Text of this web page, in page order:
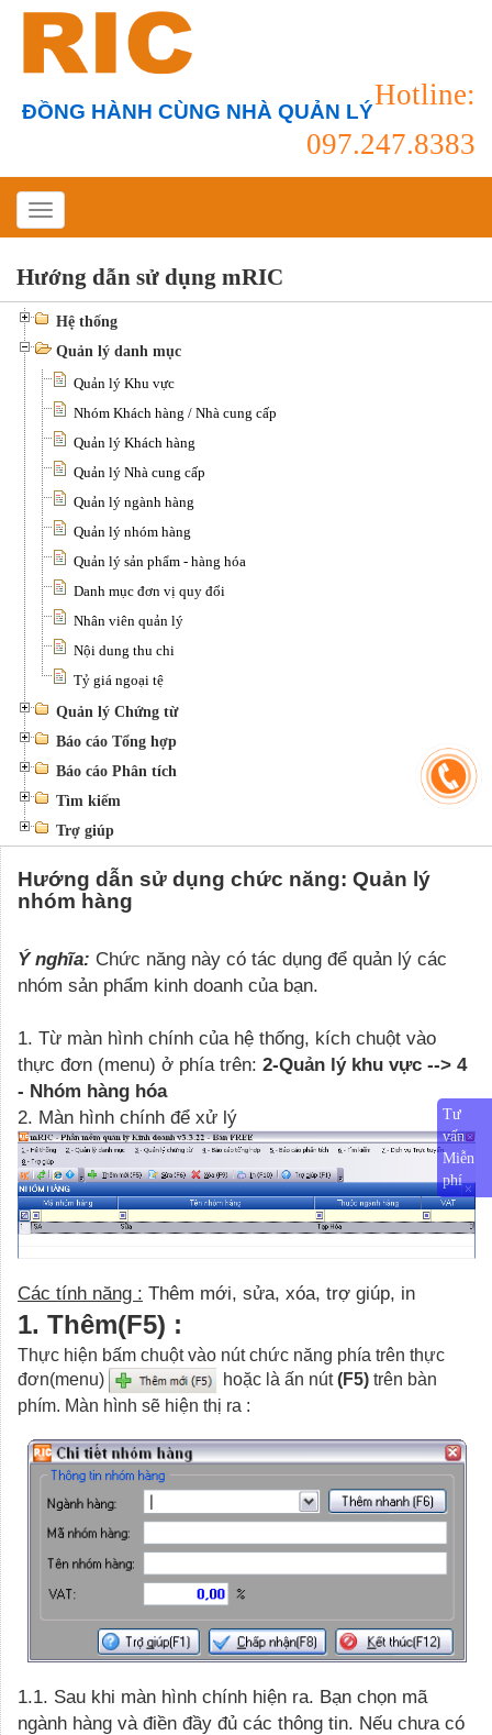
ĐỒNG HÀNH CÙNG NHÀ QUẢN LÝ
Hotline:
097.247.8383
Hướng dẫn sử dụng mRIC
Hệ thống
Quản lý danh mục
Quản lý Khu vực
Nhóm Khách hàng / Nhà cung cấp
Quản lý Khách hàng
Quản lý Nhà cung cấp
Quản lý ngành hàng
Quản lý nhóm hàng
Quản lý sản phẩm - hàng hóa
Danh mục đơn vị quy đổi
Nhân viên quản lý
Nội dung thu chi
Tỷ giá ngoại tệ
Quản lý Chứng từ
Báo cáo Tổng hợp
Báo cáo Phân tích
Tìm kiếm
Trợ giúp
Hướng dẫn sử dụng chức năng: Quản lý
nhóm hàng
Ý nghĩa: Chức năng này có tác dụng để quản lý các
nhóm sản phẩm kinh doanh của bạn.
1. Từ màn hình chính của hệ thống, kích chuột vào
thực đơn (menu) ở phía trên: 2-Quản lý khu vực --> 4
- Nhóm hàng hóa
2. Màn hình chính để xử lý
Các tính năng : Thêm mới, sửa, xóa, trợ giúp, in
1. Thêm(F5) :
Thực hiện bấm chuột vào nút chức năng phía trên thực
đơn(menu)
hoặc là ấn nút(F5) trên bàn
phím. Màn hình sẽ hiện thị ra :
1.1. Sau khi màn hình chính hiện ra. Bạn chọn mã
ngành hàng và điền đầy đủ các thông tin. Nếu chưa có
Tư
vấn
Miễn
phí